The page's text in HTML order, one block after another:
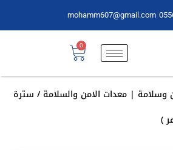
mohamm607@gmail.com
0
وسلامة | معدات الامن والسلامة/ سترة
)